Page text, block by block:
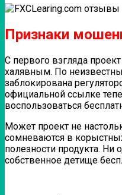
Признаки
С первого взгляда
халявным. По
заблокирована
официальной ссылке
воспользоваться
Может проект не
сомневаются в
полезности продукта. Ни
собственное детище